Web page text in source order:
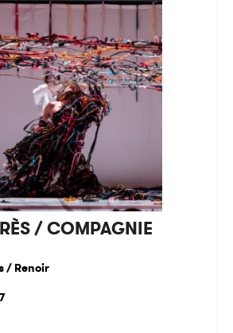
/ COMPAGNIE
/ Renoir